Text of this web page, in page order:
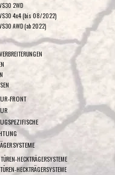
2WD
4x4 (bis 08/2022)
AWD (ab 2022)
FRONT
HECKTRÄGERSYSTEME
HECKTRÄGERSYSTEME